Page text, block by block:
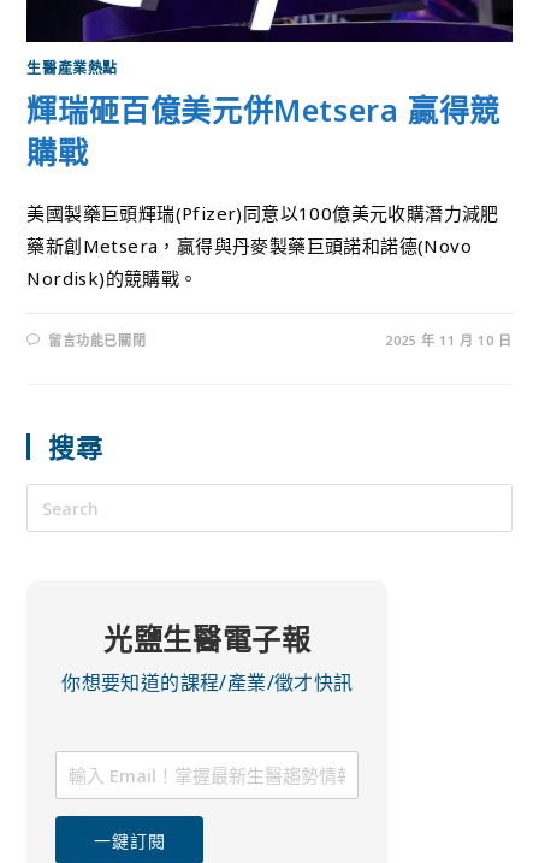
生醫產業熱點
輝瑞砸百億美元併Metsera 贏得競
購戰
美國製藥巨頭輝瑞(Pfizer)同意以100億美元收購潛力減肥
藥新創Metsera，贏得與丹麥製藥巨頭諾和諾德(Novo
Nordisk)的競購戰。
留言功能已關閉 2025 年 11 月 10 日
搜尋
光鹽生醫電子報
你想要知道的課程/產業/徵才快訊
一鍵訂閱